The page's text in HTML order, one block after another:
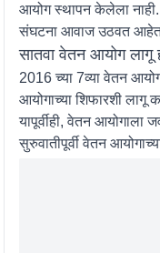
आयोग स्थापन केलेला नाही.
संघटना आवाज उठवत
सातवा वेतन आयोग लागू
2016 च्या 7व्या वेतन
आयोगाच्या शिफारशी लागू
यापूर्वीही, वेतन
सुरुवातीपूर्वी वेतन